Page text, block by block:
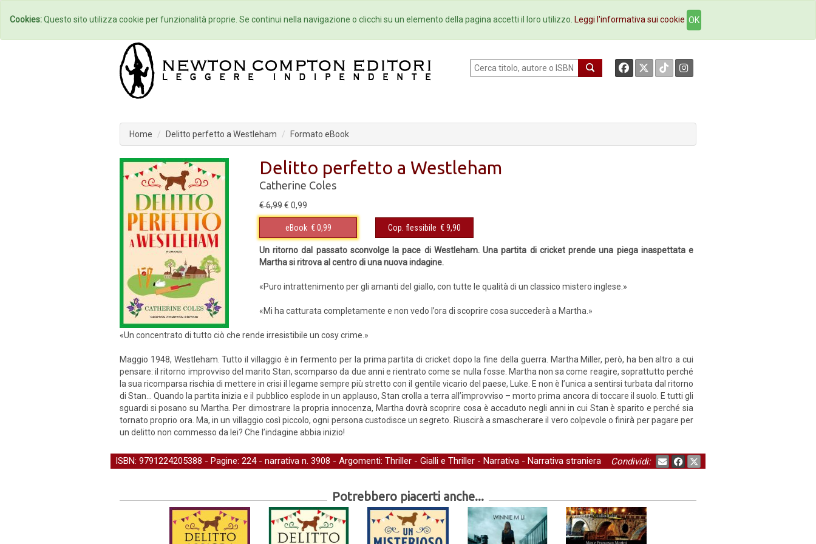
Home Autori Eventi Collane Newsletter Ebookstore Contatti
Home Delitto perfetto a Westleham Formato eBook
Delitto perfetto a Westleham
Catherine Coles
€ 6,99€ 0,99
eBook € 0,99 Cop. flessibile € 9,90
Un ritorno dal passato sconvolge la pace di Westleham. Una partita di cricket prende una piega inaspettata e
Martha si ritrova al centro di una nuova indagine.
«Puro intrattenimento per gli amanti del giallo, con tutte le qualità di un classico mistero inglese.»
«Mi ha catturata completamente e non vedo l’ora di scoprire cosa succederà a Martha.»
«Un concentrato di tutto ciò che rende irresistibile un cosy crime.»
Maggio 1948, Westleham. Tutto il villaggio è in fermento per la prima partita di cricket dopo la fine della guerra. Martha Miller, però, ha ben altro a cui
pensare: il ritorno improvviso del marito Stan, scomparso da due anni e rientrato come se nulla fosse. Martha non sa come reagire, soprattutto perché
la sua ricomparsa rischia di mettere in crisi il legame sempre più stretto con il gentile vicario del paese, Luke. E non è l’unica a sentirsi turbata dal ritorno
di Stan... Quando la partita inizia e il pubblico esplode in un applauso, Stan crolla a terra all’improvviso – morto prima ancora di toccare il suolo. E tutti gli
sguardi si posano su Martha. Per dimostrare la propria innocenza, Martha dovrà scoprire cosa è accaduto negli anni in cui Stan è sparito e perché sia
tornato proprio ora. Ma, in un villaggio così piccolo, ogni persona custodisce un segreto. Riuscirà a smascherare il vero colpevole o finirà per pagare per
un delitto non commesso da lei? Che l’indagine abbia inizio!
ISBN: 9791224205388 - Pagine: 224 - narrativa n. 3908 - Argomenti: Thriller - Gialli e Thriller - Narrativa - Narrativa straniera Condividi:
Potrebbero piacerti anche...
Cookies:Questo sito utilizza cookie per funzionalità proprie. Se continui nella navigazione o clicchi su un elemento della pagina accetti il loro utilizzo. Leggi l'informativa sui cookie OK